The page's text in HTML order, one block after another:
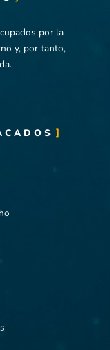
por la
y, por tanto,